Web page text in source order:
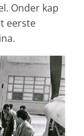
Onder kap
eerste